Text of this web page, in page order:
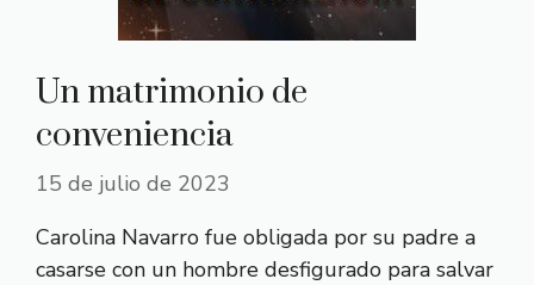
Un matrimonio de
conveniencia
15 de julio de 2023
Carolina Navarro fue obligada por su padre a
casarse con un hombre desfigurado para salvar